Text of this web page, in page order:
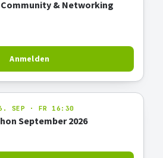
Community & Networking
Anmelden
SEP · FR 16:30
September 2026